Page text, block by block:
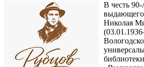
В честь
Николая